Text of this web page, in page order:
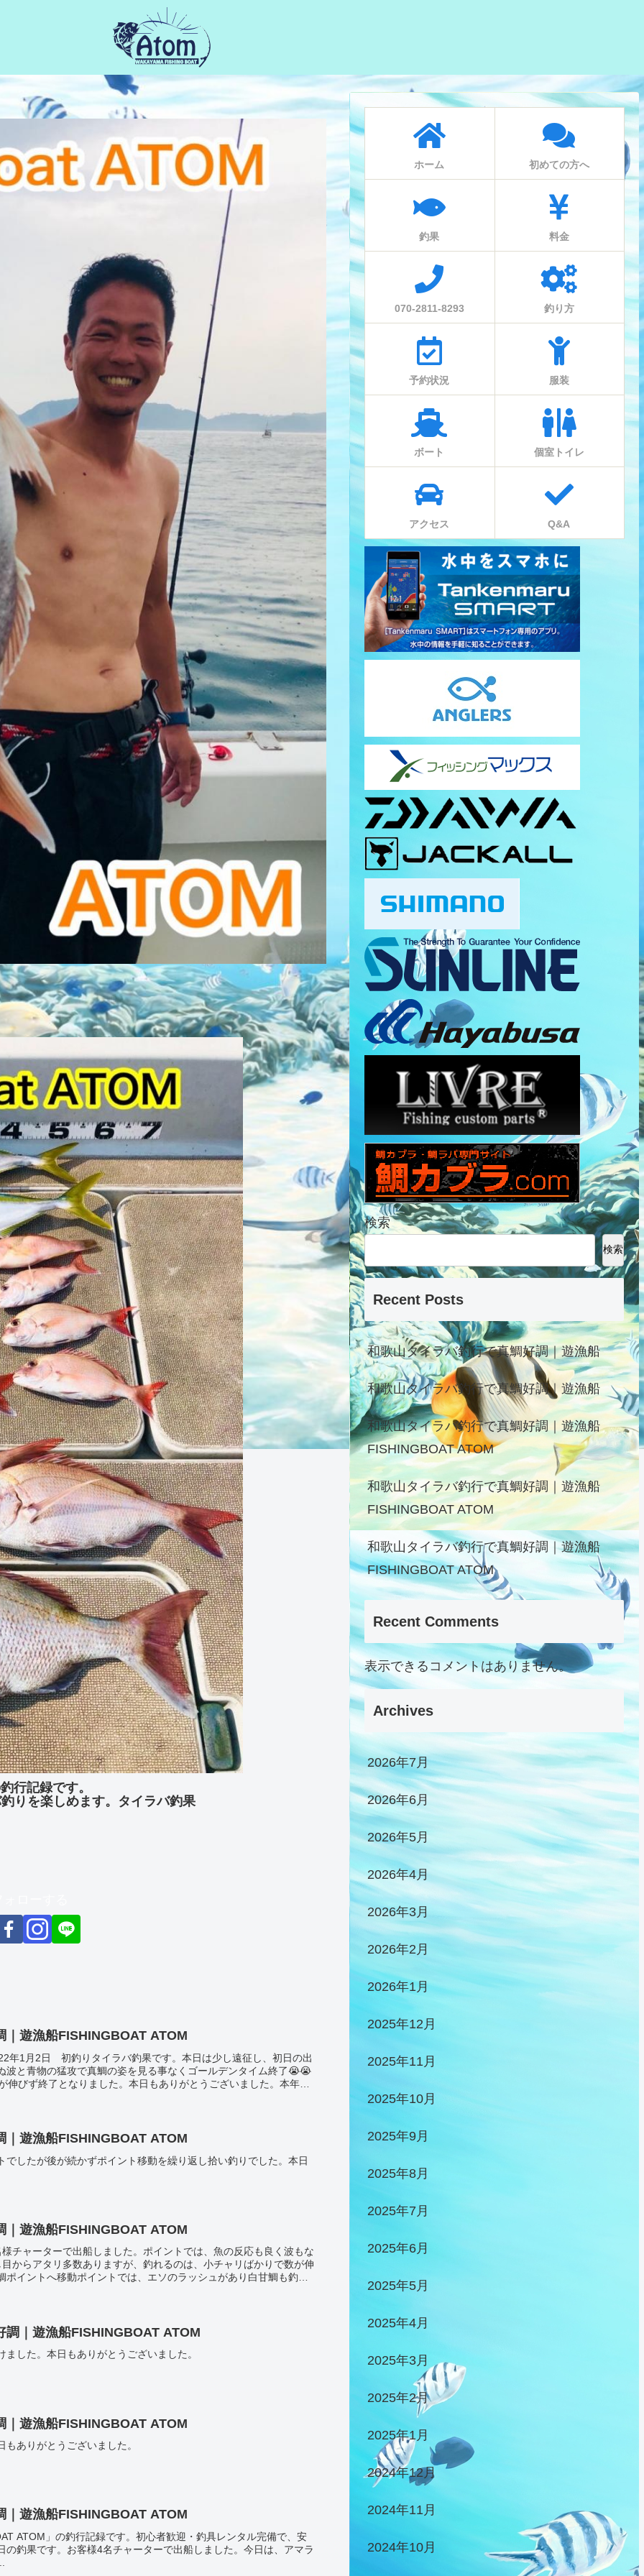
行記録です。
りを楽しめます。タイラバ釣果
遊漁船FISHINGBOAT ATOM
年1月2日 初釣りタイラバ釣果です。本日は少し遠征し、初日の出
波と青物の猛攻で真鯛の姿を見る事なくゴールデンタイム終了😭😭
びず終了となりました。本日もありがとうございました。本年も
遊漁船FISHINGBOAT ATOM
したが後が続かずポイント移動を繰り返し拾い釣りでした。本日
遊漁船FISHINGBOAT ATOM
チャーターで出船しました。ポイントでは、魚の反応も良く波もな
からアタリ多数ありますが、釣れるのは、小チャリばかりで数が伸
イントへ移動ポイントでは、エソのラッシュがあり白甘鯛も釣れ
｜遊漁船FISHINGBOAT ATOM
した。本日もありがとうございました。
遊漁船FISHINGBOAT ATOM
ありがとうございました。
遊漁船FISHINGBOAT ATOM
ATOM」の釣行記録です。初心者歓迎・釣具レンタル完備で、安
釣果です。お客様4名チャーターで出船しました。今日は、アマラ
ホーム 初めての方へ
釣果 料金
070-2811-8293 釣り方
予約状況 服装
ボート 個室トイレ
アクセス Q&A
検索
検索
Recent Posts
和歌山タイラバ釣行で真鯛好調｜遊漁船
和歌山タイラバ釣行で真鯛好調｜遊漁船
和歌山タイラバ釣行で真鯛好調｜遊漁船
FISHINGBOAT ATOM
和歌山タイラバ釣行で真鯛好調｜遊漁船
FISHINGBOAT ATOM
和歌山タイラバ釣行で真鯛好調｜遊漁船
FISHINGBOAT ATOM
Recent Comments
表示できるコメントはありません。
Archives
2026年7月
2026年6月
2026年5月
2026年4月
2026年3月
2026年2月
2026年1月
2025年12月
2025年11月
2025年10月
2025年9月
2025年8月
2025年7月
2025年6月
2025年5月
2025年4月
2025年3月
2025年2月
2025年1月
2024年12月
2024年11月
2024年10月